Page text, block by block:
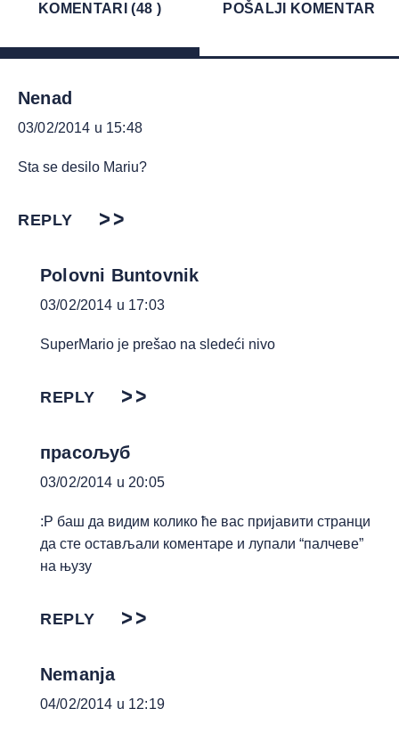
KOMENTARI (48 ) POŠALJI KOMENTAR
Nenad
03/02/2014 u 15:48
Sta se desilo Mariu?
REPLY
Polovni Buntovnik
03/02/2014 u 17:03
SuperMario je prešao na sledeći nivo
REPLY
прасољуб
03/02/2014 u 20:05
:Р баш да видим колико ће вас пријавити странци
да сте остављали коментаре и лупали “палчеве”
на њузу
REPLY
Nemanja
04/02/2014 u 12:19